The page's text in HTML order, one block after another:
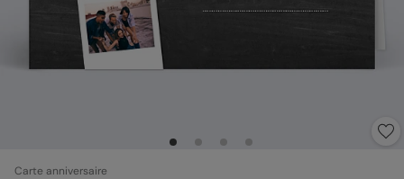
Carte anniversaire